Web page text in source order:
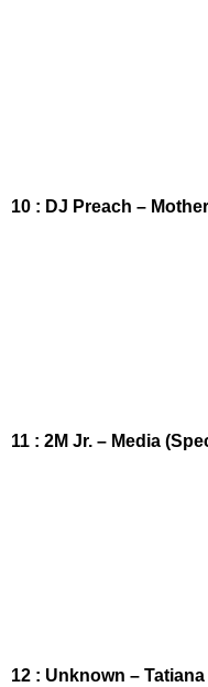
10 : DJ Preach –
11 : 2M Jr. – Media
12 : Unknown –